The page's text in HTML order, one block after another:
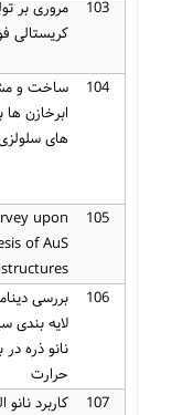
103
مروری بر
کریستالی
104
ساخت و
ابرخازن ها
های
105
upon
of AuS
106
بررسی
لایه بندی
نانو ذره در
حرارت
107
کاربرد